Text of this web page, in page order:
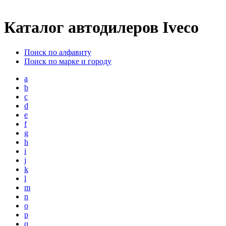
Каталог автодилеров Iveco
Поиск по алфавиту
Поиск по марке и городу
a
b
c
d
e
f
g
h
i
j
k
l
m
n
o
p
q